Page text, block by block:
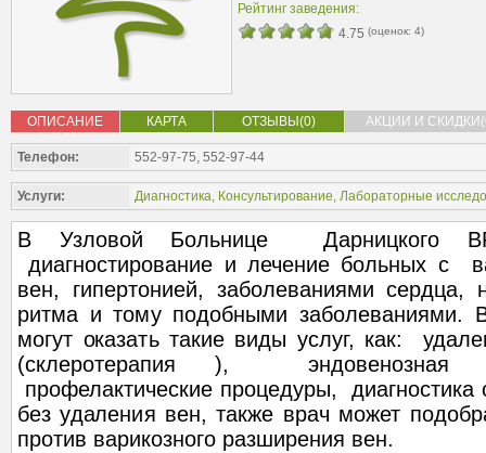
Рейтинг заведения:
4.75 (оценок: 4)
ОПИСАНИЕ КАРТА ОТЗЫВЫ(0) АКЦИИ И
Телефон: 552-97-75, 552-97-44
Услуги: Диагностика, Консультирование, Лабораторные
В Узловой Больнице
диагностирование и лечение больных с
вен, гипертонией, заболеваниями сердца,
ритма и тому подобными заболеваниями.
могут оказать такие виды услуг, как:
(склеротерапия ), эндовенозная
профелактические процедуры,
без удаления вен, также врач может
против варикозного разширения вен.